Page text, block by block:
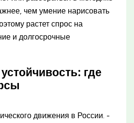
чем умение нарисовать
растет спрос на
и долгосрочные
где